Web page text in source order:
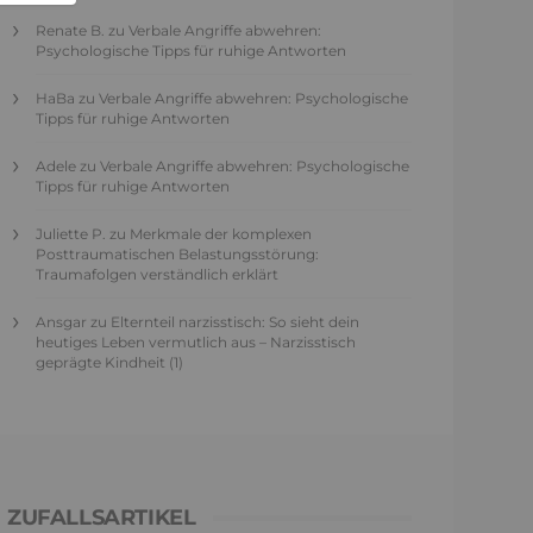
Renate B. zu Verbale Angriffe abwehren:
Psychologische Tipps für ruhige Antworten
HaBa zu Verbale Angriffe abwehren: Psychologische
Tipps für ruhige Antworten
Adele zu Verbale Angriffe abwehren: Psychologische
Tipps für ruhige Antworten
Juliette P. zu Merkmale der komplexen
Posttraumatischen Belastungsstörung:
Traumafolgen verständlich erklärt
Ansgar zu Elternteil narzisstisch: So sieht dein
heutiges Leben vermutlich aus – Narzisstisch
geprägte Kindheit (1)
ZUFALLSARTIKEL